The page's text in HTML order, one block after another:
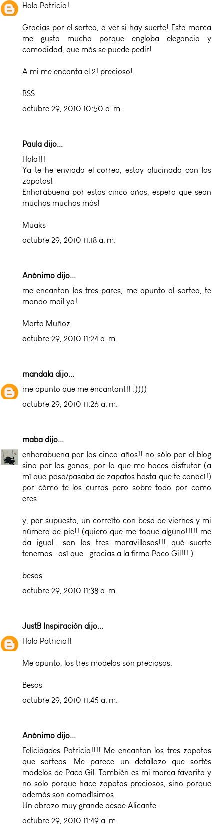
Hola Patricia!
Gracias por el sorteo, a ver si hay suerte! Esta marca
me gusta mucho porque engloba elegancia y
comodidad, que más se puede pedir!
A mi me encanta el 2! precioso!
BSS
octubre 29, 2010 10:50 a. m.
Paula dijo...
Hola!!!
Ya te he enviado el correo, estoy alucinada con los
zapatos!
Enhorabuena por estos cinco años, espero que sean
muchos muchos más!
Muaks
octubre 29, 2010 11:18 a. m.
Anónimo dijo...
me encantan los tres pares, me apunto al sorteo, te
mando mail ya!
Marta Muñoz
octubre 29, 2010 11:24 a. m.
mandala dijo...
me apunto que me encantan!!! :))))
octubre 29, 2010 11:26 a. m.
maba dijo...
enhorabuena por los cinco años!! no sólo por el blog
sino por las ganas, por lo que me haces disfrutar (a
mí que paso/pasaba de zapatos hasta que te conocí!)
por cómo te los curras pero sobre todo por como
eres.
y, por supuesto, un correíto con beso de viernes y mi
número de pie!! (quiero que me toque alguno!!!!! me
da igual.. son los tres maravillosos!!! qué suerte
tenemos.. así que.. gracias a la firma Paco Gil!!! )
besos
octubre 29, 2010 11:38 a. m.
JustB Inspiración dijo...
Hola Patricia!!
Me apunto, los tres modelos son preciosos.
Besos
octubre 29, 2010 11:45 a. m.
Anónimo dijo...
Felicidades Patricia!!!! Me encantan los tres zapatos
que sorteas. Me parece un detallazo que sortés
modelos de Paco Gil. También es mi marca favorita y
no solo porque hace zapatos preciosos, sino porque
además son comodísimos...
Un abrazo muy grande desde Alicante
octubre 29, 2010 11:49 a. m.